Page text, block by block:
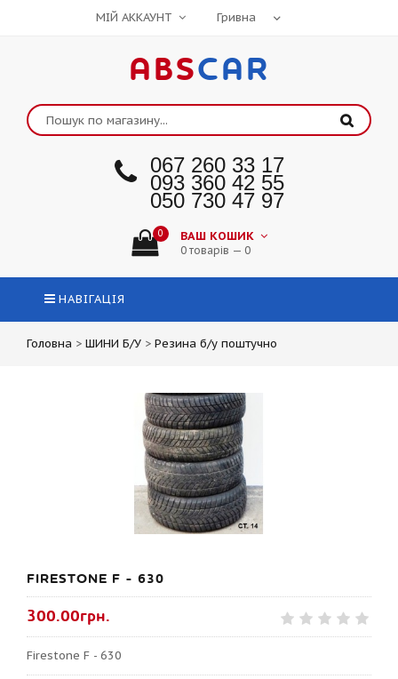
МІЙ АККАУНТ
ABSCAR
067 260 33 17
093 360 42 55
050 730 47 97
0 ВАШ КОШИК
0 товарів — 0
НАВІГАЦІЯ
Головна > ШИНИ Б/У > Резина б/у поштучно
FIRESTONE F - 630
300.00грн.
Firestone F - 630